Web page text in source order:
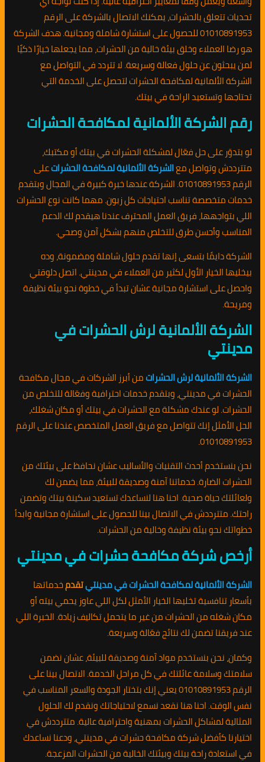
تحديات تتعلق بالحشرات، يمكنك الاتصال بالشركة على الرقم
01010891953 للحصول على استشارة شاملة ومجانية. هدف الشركة
هو رضا العملاء وخلق بيئة خالية من الحشرات، مما يجعلها خيارًا ذكيًا
لمن يبحثون عن حلول فعالة وسريعة. لا تتردد في التواصل مع
الشركة الألمانية لمكافحة الحشرات لتحصل على الخدمة التي
تحتاجها وتستعيد الراحة في بيتك.
رقم الشركة الألمانية لمكافحة الحشرات
لو بتدوّر على حل فعّال لمشكلة الحشرات في بيتك أو مكتبك،
متترددش وتواصل معالشركة الألمانية لمكافحة الحشراتعلى
الرقم 01010891953. الشركة عندها خبرة كبيرة في المجال وبتقدم
خدمات متخصصة تناسب احتياجات كل زبون. مهما كانت نوع الحشرات
اللي بتواجهها، فريق العمل المحترف عندنا هيقدم لك الدعم
المناسب وأحسن طرق للتخلص منهم بشكل آمن وصحي.
الشركة دايمًا بتسعى إنها تقدم حلول شاملة ومضمونة، وده
بيخليها الخيار الأول لكثير من العملاء في مدينتي. اتصل دلوقتي
واحصل على استشارة مجانية عشان تبدأ في خطوة نحو بيئة نظيفة
ومريحة.
الشركة الألمانية لرش الحشرات في
مدينتي
الشركة الألمانية لرش الحشراتمن أبرز الشركات في مجال مكافحة
الحشرات في مدينتي، وبتقدم خدمات احترافية وفعّالة للتخلص من
الحشرات. لو عندك مشكلة مع الحشرات في بيتك أو مكان شغلك،
الحل الأمثل إنك تتواصل مع فريق العمل المتخصص عندنا على الرقم
01010891953.
نحن بنستخدم أحدث التقنيات والأساليب عشان نحافظ على بيئتك من
الحشرات الضارة. خدماتنا آمنة وصديقة للبيئة، مما يضمن لك
ولعائلتك حياة صحية. احنا هنا لنساعدك تستعيد سكينة بيتك وتضمن
راحتك. متترددش في الاتصال بينا للحصول على استشارة مجانية وابدأ
خطواتك نحو بيئة نظيفة وخالية من الحشرات.
أرخص شركة مكافحة حشرات في مدينتي
الشركة الألمانية لمكافحة الحشرات في مدينتيتقدمخدماتها
بأسعار تنافسية تخليها الخيار الأمثل لكل اللي عاوز يحمي بيته أو
مكان شغله من الحشرات من غير ما يتحمل تكاليف زيادة. الخبرة اللي
عند فريقنا تضمن لك نتائج فعّالة وسريعة.
وكمان، نحن بنستخدم مواد آمنة وصديقة للبيئة، عشان نضمن
سلامتك وسلامة عائلتك في كل مراحل الخدمة. الاتصال بينا على
الرقم 01010891953 يعني إنك بتختار الجودة والسعر المناسب في
نفس الوقت. احنا هنا نقعد نسمع لاحتياجاتك ونقدم لك الحلول
المثالية لمشاكل الحشرات بمهنية واحترافية عالية. متترددش في
اختيارنا كأفضل شركة مكافحة حشرات في مدينتي، ودعنا نساعدك
في استعادة راحة بيتك وبيئتك الخالية من الحشرات المزعجة.